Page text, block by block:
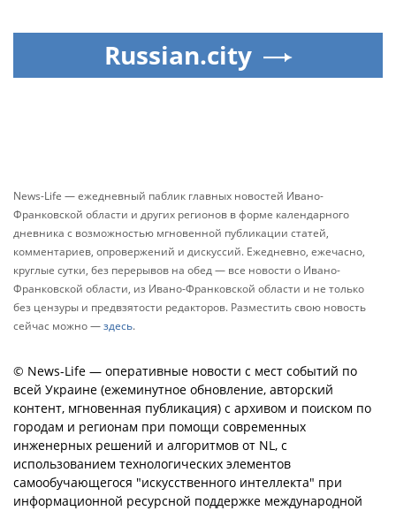
Russian.city
News-Life — ежедневный паблик главных новостей Ивано-
Франковской области и других регионов в форме календарного
дневника с возможностью мгновенной публикации статей,
комментариев, опровержений и дискуссий. Ежедневно, ежечасно,
круглые сутки, без перерывов на обед — все новости о Ивано-
Франковской области, из Ивано-Франковской области и не только
без цензуры и предвзятости редакторов. Разместить свою новость
сейчас можно —здесь.
© News-Life — оперативные новости с мест событий по
всей Украине (ежеминутное обновление, авторский
контент, мгновенная публикация) с архивом и поиском по
городам и регионам при помощи современных
инженерных решений и алгоритмов от NL, с
использованием технологических элементов
самообучающегося "искусственного интеллекта" при
информационной ресурсной поддержке международной